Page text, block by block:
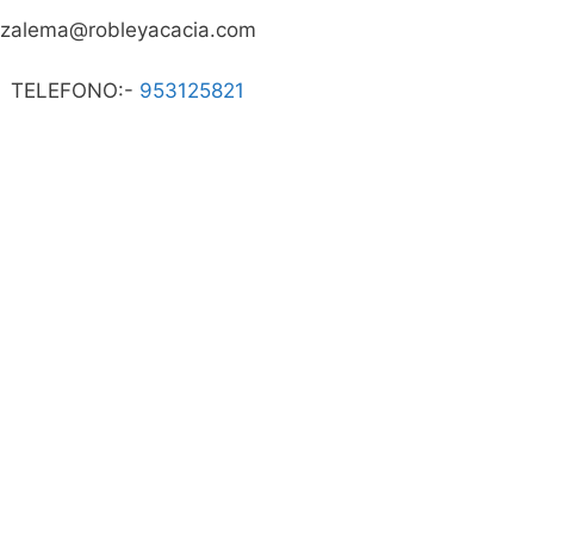
zalema@robleyacacia.com
TELEFONO:- 953125821